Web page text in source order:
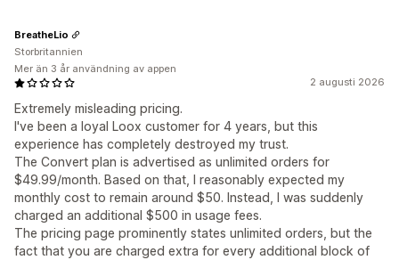
2 augusti 2026
Extremely misleading pricing.
I've been a loyal Loox customer for 4 years, but this
experience has completely destroyed my trust.
The Convert plan is advertised as unlimited orders for
$49.99/month. Based on that, I reasonably expected my
monthly cost to remain around $50. Instead, I was suddenly
charged an additional $500 in usage fees.
The pricing page prominently states unlimited orders, but the
fact that you are charged extra for every additional block of
BreatheLio
Storbritannien
Mer än 3 år användning av appen